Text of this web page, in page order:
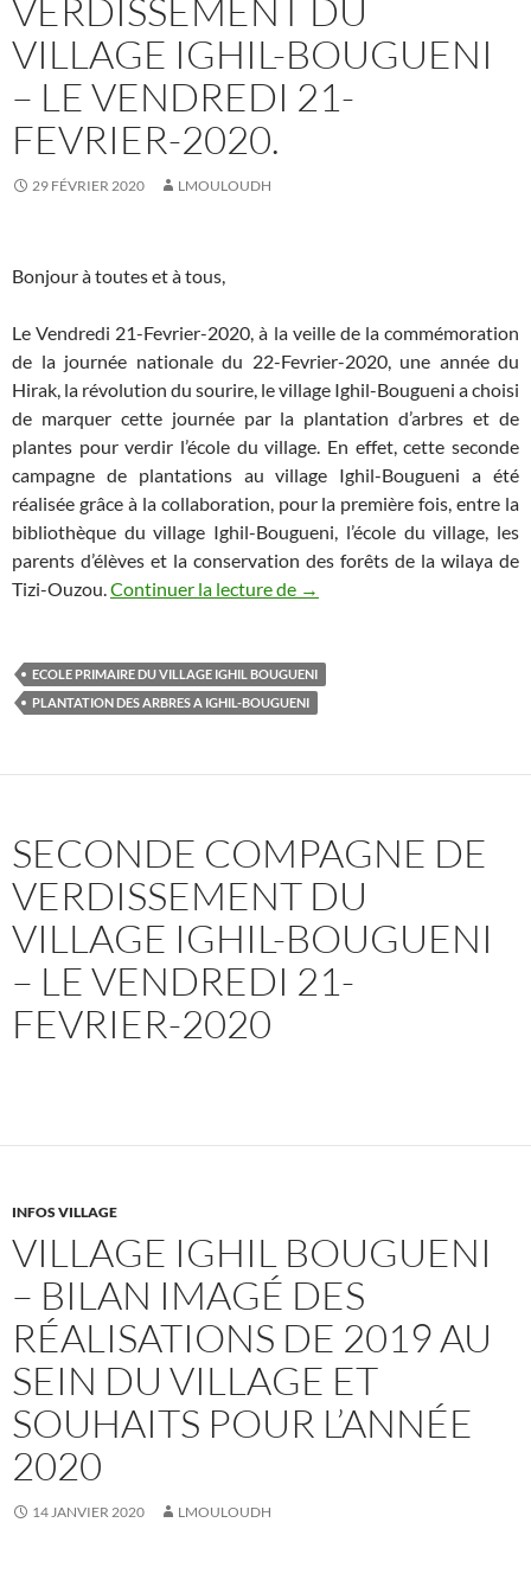
VERDISSEMENT DU
VILLAGE IGHIL-BOUGUENI
– LE VENDREDI 21-
FEVRIER-2020.
29 FÉVRIER 2020 LMOULOUDH
Bonjour à toutes et à tous,
Le Vendredi 21-Fevrier-2020, à la veille de la commémoration
de la journée nationale du 22-Fevrier-2020, une année du
Hirak, la révolution du sourire, le village Ighil-Bougueni a choisi
de marquer cette journée par la plantation d’arbres et de
plantes pour verdir l’école du village. En effet, cette seconde
campagne de plantations au village Ighil-Bougueni a été
réalisée grâce à la collaboration, pour la première fois, entre la
bibliothèque du village Ighil-Bougueni, l’école du village, les
parents d’élèves et la conservation des forêts de la wilaya de
Tizi-Ouzou.Continuer la lecture de Seconde campagne de
→
ECOLE PRIMAIRE DU VILLAGE IGHIL BOUGUENI
PLANTATION DES ARBRES A IGHIL-BOUGUENI
SECONDE COMPAGNE DE
VERDISSEMENT DU
VILLAGE IGHIL-BOUGUENI
– LE VENDREDI 21-
FEVRIER-2020
INFOS VILLAGE
VILLAGE IGHIL BOUGUENI
– BILAN IMAGÉ DES
RÉALISATIONS DE 2019 AU
SEIN DU VILLAGE ET
SOUHAITS POUR L’ANNÉE
2020
14 JANVIER 2020 LMOULOUDH